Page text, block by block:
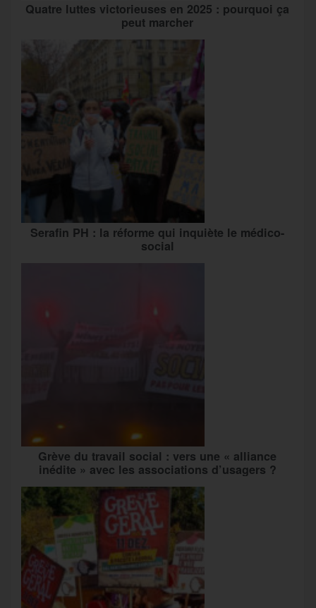
Quatre luttes victorieuses en 2025 : pourquoi ça
peut marcher
Serafin PH : la réforme qui inquiète le médico-
social
Grève du travail social : vers une « alliance
inédite » avec les associations d’usagers ?